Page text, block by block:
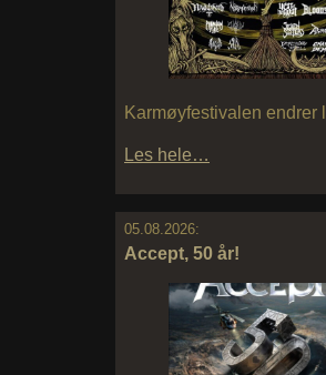
Karmøyfestivalen endrer
Les hele…
05.08.2026:
Accept, 50 år!